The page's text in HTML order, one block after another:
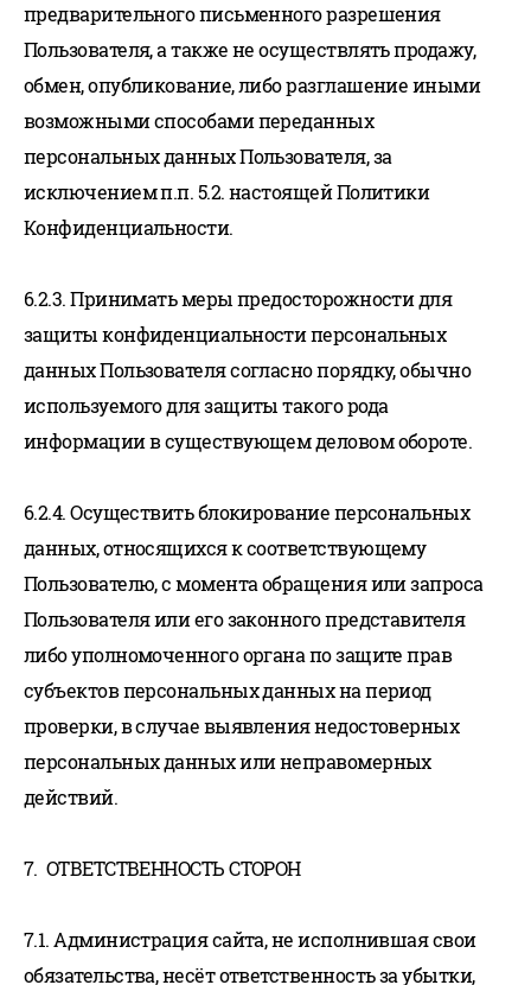
предварительного письменного разрешения
Пользователя, а также не осуществлять продажу,
обмен, опубликование, либо разглашение иными
возможными способами переданных
персональных данных Пользователя, за
исключением п.п. 5.2. настоящей Политики
Конфиденциальности.
6.2.3. Принимать меры предосторожности для
защиты конфиденциальности персональных
данных Пользователя согласно порядку, обычно
используемого для защиты такого рода
информации в существующем деловом обороте.
6.2.4. Осуществить блокирование персональных
данных, относящихся к соответствующему
Пользователю, с момента обращения или запроса
Пользователя или его законного представителя
либо уполномоченного органа по защите прав
субъектов персональных данных на период
проверки, в случае выявления недостоверных
персональных данных или неправомерных
действий.
7. ОТВЕТСТВЕННОСТЬ СТОРОН
7.1. Администрация сайта, не исполнившая свои
обязательства, несёт ответственность за убытки,